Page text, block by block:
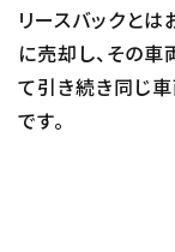
リースバックと
に売却し、その車
て引き続き同じ
です。